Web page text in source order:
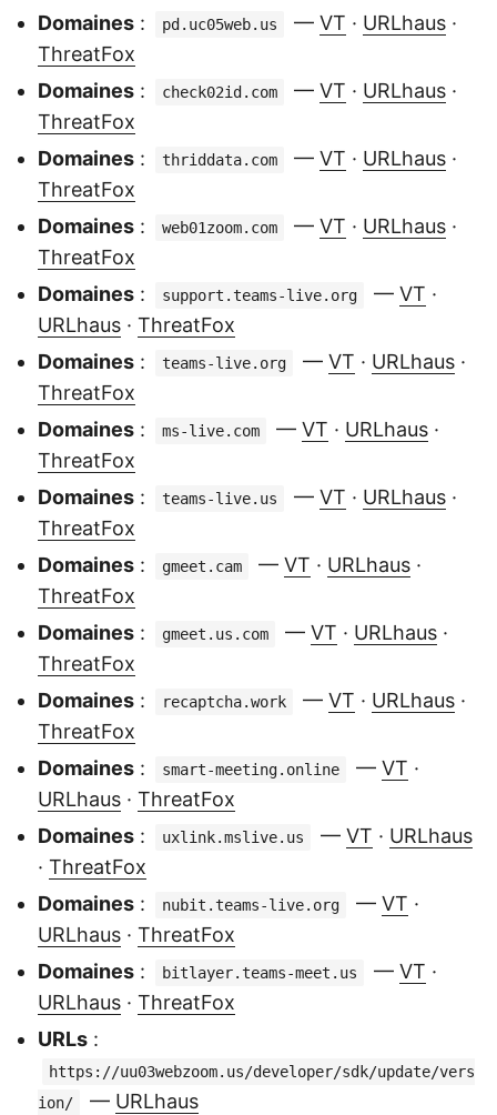
Domaines : pd.uc05web.us — VT · URLhaus ·
ThreatFox
Domaines : check02id.com — VT · URLhaus ·
ThreatFox
Domaines : thriddata.com — VT · URLhaus ·
ThreatFox
Domaines : web01zoom.com — VT · URLhaus ·
ThreatFox
Domaines : support.teams-live.org — VT ·
URLhaus · ThreatFox
Domaines : teams-live.org — VT · URLhaus ·
ThreatFox
Domaines : ms-live.com — VT · URLhaus ·
ThreatFox
Domaines : teams-live.us — VT · URLhaus ·
ThreatFox
Domaines : gmeet.cam — VT · URLhaus ·
ThreatFox
Domaines : gmeet.us.com — VT · URLhaus ·
ThreatFox
Domaines : recaptcha.work — VT · URLhaus ·
ThreatFox
Domaines : smart-meeting.online — VT ·
URLhaus · ThreatFox
Domaines : uxlink.mslive.us — VT · URLhaus
· ThreatFox
Domaines : nubit.teams-live.org — VT ·
URLhaus · ThreatFox
Domaines : bitlayer.teams-meet.us — VT ·
URLhaus · ThreatFox
URLs :
https://uu03webzoom.us/developer/sdk/update/vers
ion/
— URLhaus